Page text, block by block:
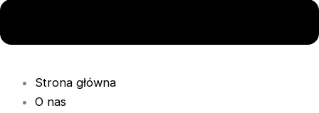
Strona główna
O nas